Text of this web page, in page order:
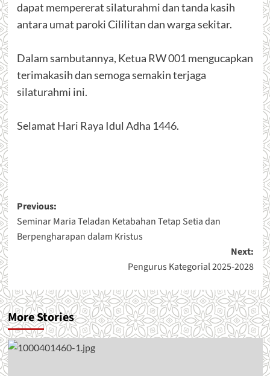
dapat mempererat silaturahmi dan tanda kasih
antara umat paroki Cililitan dan warga sekitar.
Dalam sambutannya, Ketua RW 001 mengucapkan
terimakasih dan semoga semakin terjaga
silaturahmi ini.
Selamat Hari Raya Idul Adha 1446.
Post
navigation
Previous:
Seminar Maria Teladan Ketabahan Tetap Setia dan
Berpengharapan dalam Kristus
Next:
Pengurus Kategorial 2025-2028
More Stories